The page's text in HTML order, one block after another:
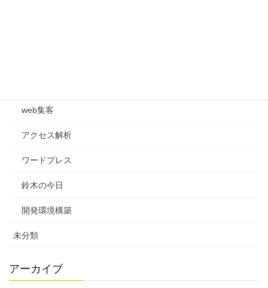
web集客
アクセス解析
ワードプレス
鈴木の今日
開発環境構築
未分類
アーカイブ